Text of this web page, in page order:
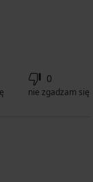
0
nie zgadzam się